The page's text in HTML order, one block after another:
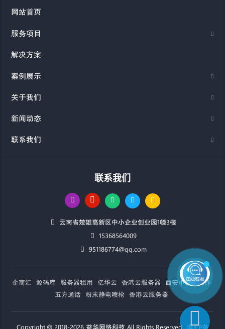
网站首页
服务项目
解决方案
案例展示
关于我们
新闻动态
联系我们
联系我们
云南省楚雄高新区中小企业创业园1幢3楼
15368564009
951186774@qq.com
企商汇 源码库 服务器租用 亿华云 香港云服务器 西安小程序制作
五方通话 粉末静电喷枪 香港云服务器